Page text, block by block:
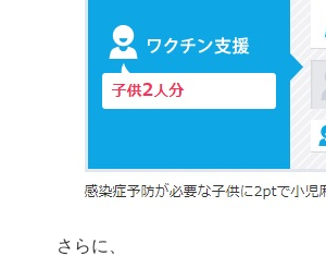
さらに、